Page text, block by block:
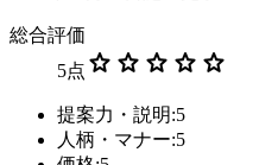
総合評価
5点 star star star star star
提案力・説明:5
人柄・マナー:5